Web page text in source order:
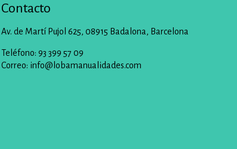
Contacto
Av. de Martí Pujol 625, 08915 Badalona, Barcelona
Teléfono: 93 399 57 09
Correo: info@lobamanualidades.com